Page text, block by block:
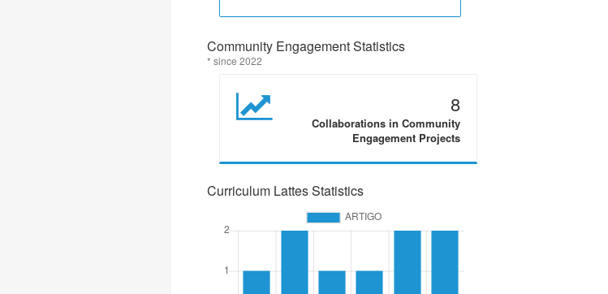
Community Engagement Statistics
* since 2022
8
Collaborations in Community
Engagement Projects
Curriculum Lattes Statistics